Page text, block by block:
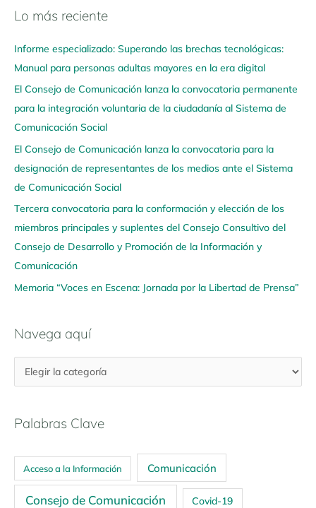
Lo más reciente
Informe especializado: Superando las brechas tecnológicas:
Manual para personas adultas mayores en la era digital
El Consejo de Comunicación lanza la convocatoria permanente
para la integración voluntaria de la ciudadanía al Sistema de
Comunicación Social
El Consejo de Comunicación lanza la convocatoria para la
designación de representantes de los medios ante el Sistema
de Comunicación Social
Tercera convocatoria para la conformación y elección de los
miembros principales y suplentes del Consejo Consultivo del
Consejo de Desarrollo y Promoción de la Información y
Comunicación
Memoria “Voces en Escena: Jornada por la Libertad de Prensa”
Navega aquí
N
v
e
g
a
a
q
u
í
Palabras Clave
Acceso a la Información Comunicación
Consejo de Comunicación Covid-19